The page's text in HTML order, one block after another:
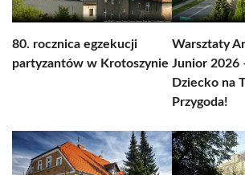
80. rocznica egzekucji
partyzantów w Krotoszynie
Warsztaty
Junior 2026
Dziecko na
Przygoda!